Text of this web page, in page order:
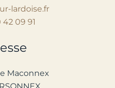
Maconnex
lardoise.fr
42 09 91